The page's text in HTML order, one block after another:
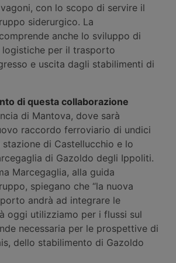
con lo scopo di servire il
siderurgico. La
anche lo sviluppo di
logistiche per il trasporto
e uscita dagli stabilimenti di
di questa collaborazione
di Mantova, dove sarà
raccordo ferroviario di undici
di Castellucchio e lo
di Gazoldo degli Ippoliti.
Marcegaglia, alla guida
spiegano che “la nuova
andrà ad integrare le
oggi utilizziamo per i flussi sul
necessaria per le prospettive di
dello stabilimento di Gazoldo